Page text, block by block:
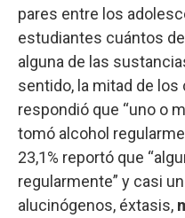
pares entre los
estudiantes cuántos
alguna de las
sentido, la mitad de los
respondió que “uno o
tomó alcohol
23,1% reportó que
regularmente” y casi
alucinógenos, éxtasis,